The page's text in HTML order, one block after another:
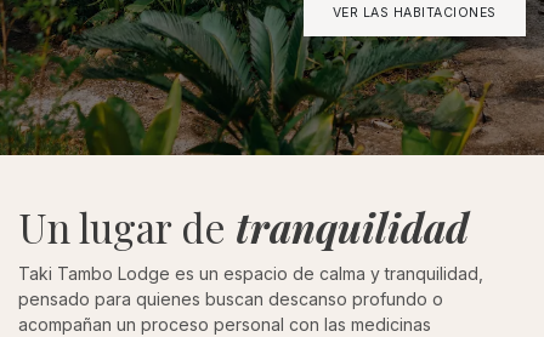
VER LAS HABITACIONES
Un lugar de tranquilidad
Taki Tambo Lodge es un espacio de calma y tranquilidad,
pensado para quienes buscan descanso profundo o
acompañan un proceso personal con las medicinas